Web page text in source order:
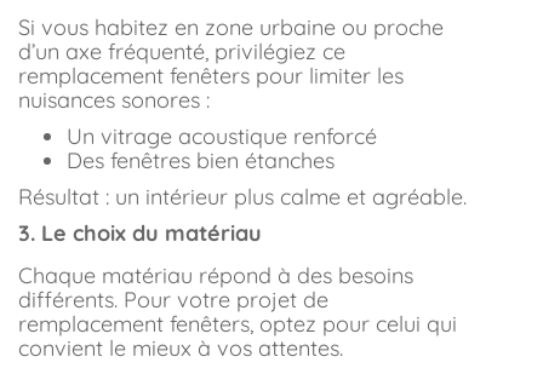
Si vous habitez en zone urbaine ou proche
d’un axe fréquenté, privilégiez ce
remplacement fenêters pour limiter les
nuisances sonores :
Un vitrage acoustique renforcé
Des fenêtres bien étanches
Résultat : un intérieur plus calme et agréable.
3. Le choix du matériau
Chaque matériau répond à des besoins
différents. Pour votre projet de
remplacement fenêters, optez pour celui qui
convient le mieux à vos attentes.